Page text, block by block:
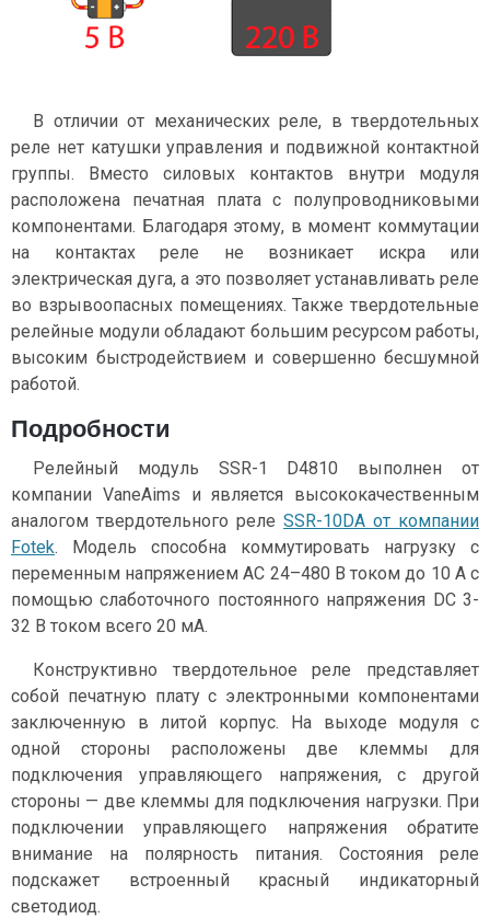
В отличии от механических реле, в твердотельных
реле нет катушки управления и подвижной контактной
группы. Вместо силовых контактов внутри модуля
расположена печатная плата с полупроводниковыми
компонентами. Благодаря этому, в момент коммутации
на контактах реле не возникает искра или
электрическая дуга, а это позволяет устанавливать реле
во взрывоопасных помещениях. Также твердотельные
релейные модули обладают большим ресурсом работы,
высоким быстродействием и совершенно бесшумной
работой.
Подробности
Релейный модуль SSR-1 D4810 выполнен от
компании VaneAims и является высококачественным
аналогом твердотельного реле SSR-10DA от компании
Fotek. Модель способна коммутировать нагрузку с
переменным напряжением AC 24–480 В током до 10 А с
помощью слаботочного постоянного напряжения DC 3-
32 В током всего 20 мА.
Конструктивно твердотельное реле представляет
собой печатную плату с электронными компонентами
заключенную в литой корпус. На выходе модуля с
одной стороны расположены две клеммы для
подключения управляющего напряжения, с другой
стороны — две клеммы для подключения нагрузки. При
подключении управляющего напряжения обратите
внимание на полярность питания. Состояния реле
подскажет встроенный красный индикаторный
светодиод.